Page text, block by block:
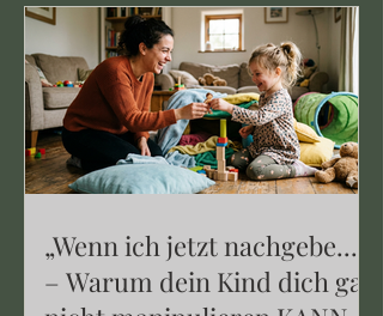
„Wenn ich jetzt nachgebe...!“
– Warum dein Kind dich gar